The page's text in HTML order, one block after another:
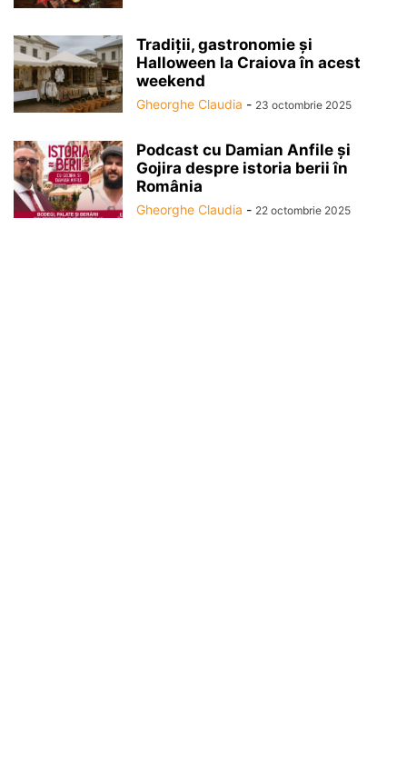
Tradiții, gastronomie și
Halloween la Craiova în acest
weekend
Gheorghe Claudia - 23 octombrie 2025
Podcast cu Damian Anfile și
Gojira despre istoria berii în
România
Gheorghe Claudia - 22 octombrie 2025